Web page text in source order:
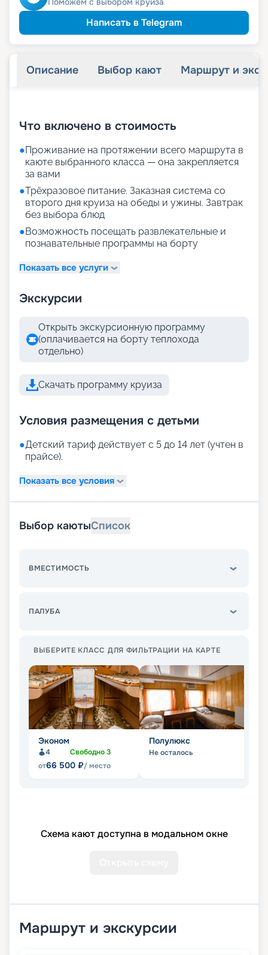
Написать в Telegram
Описание Выбор кают Маршрут и
Что включено в стоимость
●Проживание на протяжении всего маршрута в
каюте выбранного класса — она закрепляется
за вами
●Трёхразовое питание. Заказная система со
второго дня круиза на обеды и ужины. Завтрак
без выбора блюд
●Возможность посещать развлекательные и
познавательные программы на борту
Показать все услуги
Экскурсии
Открыть экскурсионную программу
(оплачивается на борту теплохода
отдельно)
Скачать программу круиза
Условия размещения с детьми
●Детский тариф действует с 5 до 14 лет (учтен в
прайсе).
Показать все условия
Выбор каютыСписок
ВМЕСТИМОСТЬ
ПАЛУБА
ВЫБЕРИТЕ КЛАСС ДЛЯ ФИЛЬТРАЦИИ НА КАРТЕ
Эконом
4 Свободно3
от66 500 ₽/ место
Полулюкс
Не осталось
Схема кают доступна в модальном окне
Маршрут и экскурсии